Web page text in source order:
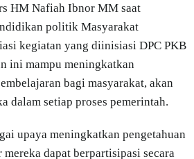
HM Nafiah Ibnor MM saat
politik Masyarakat
kegiatan yang diinisiasi DPC PKB
ini mampu meningkatkan
bagi masyarakat, akan
dalam setiap proses pemerintah.
upaya meningkatkan pengetahuan
mereka dapat berpartisipasi secara